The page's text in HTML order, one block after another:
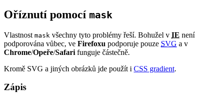
Oříznutí pomocí mask
Vlastnost mask všechny tyto problémy řeší. Bohužel v IE není
podporována vůbec, ve Firefoxu podporuje pouze SVG a v
Chrome/Opeře/Safari funguje částečně.
Kromě SVG a jiných obrázků jde použít i CSS gradient.
Zápis